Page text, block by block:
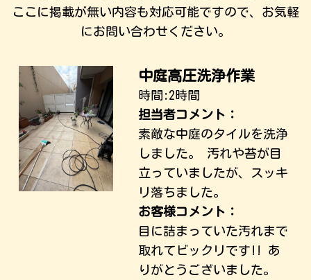
ここに掲載が無い内容も対応可能ですので、お気軽
にお問い合わせください。
中庭高圧洗浄作業
時間:2時間
担当者コメント：
素敵な中庭のタイルを洗浄
しました。 汚れや苔が目
立っていましたが、スッキ
リ落ちました。
お客様コメント：
目に詰まっていた汚れまで
取れてビックリです!! あ
りがとうございました。